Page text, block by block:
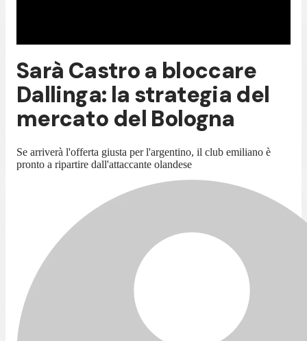
Sarà Castro a bloccare
Dallinga: la strategia del
mercato del Bologna
Se arriverà l'offerta giusta per l'argentino, il club emiliano è
pronto a ripartire dall'attaccante olandese